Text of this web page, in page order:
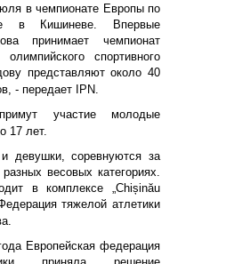
в чемпионате Европы по
в Кишиневе. Впервые
принимает чемпионат
спортивного
представляют около 40
- передает IPN.
участие молодые
17 лет.
девушки, соревнуются за
весовых категориях.
в комплексе „Chișinău
тяжелой атлетики
Европейская федерация